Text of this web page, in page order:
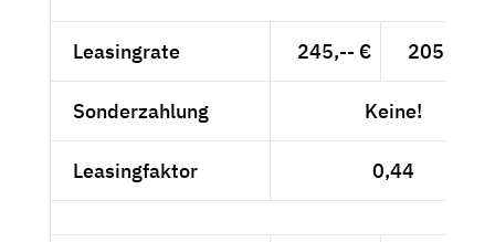
Leasingrate 245,-- € 205,88 €
Sonderzahlung Keine!
Leasingfaktor 0,44